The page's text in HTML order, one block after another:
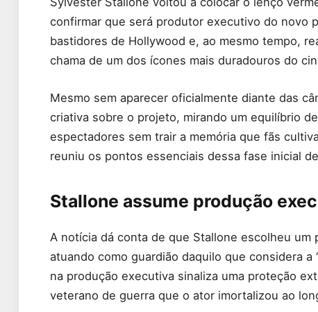
confirmar que será produtor executivo do novo
bastidores de Hollywood e, ao mesmo tempo,
chama de um dos ícones mais duradouros do
Mesmo sem aparecer oficialmente diante das
criativa sobre o projeto, mirando um equilíbrio
espectadores sem trair a memória que fãs
reuniu os pontos essenciais dessa fase inicial
Stallone assume produção
A notícia dá conta de que Stallone escolheu
atuando como guardião daquilo que considera
na produção executiva sinaliza uma proteção
veterano de guerra que o ator imortalizou ao